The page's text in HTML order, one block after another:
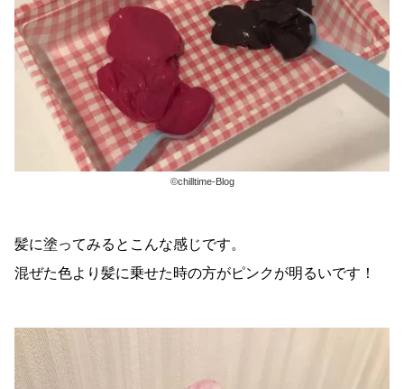
©chilltime-Blog
髪に塗ってみるとこんな感じです。
混ぜた色より髪に乗せた時の方がピンクが明るいです！